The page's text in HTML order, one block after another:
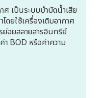
ศ เป็นระบบบำบัดน้ำเสีย
ดยใช้เครื่องเติมอากาศ
อยสลายสารอินทรีย์
า BOD หรือค่าความ